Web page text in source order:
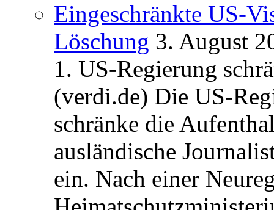
Eingeschränkte US-
Löschung 3. August
1. US-Regierung
(verdi.de) Die US-
schränke die
ausländische
ein. Nach einer